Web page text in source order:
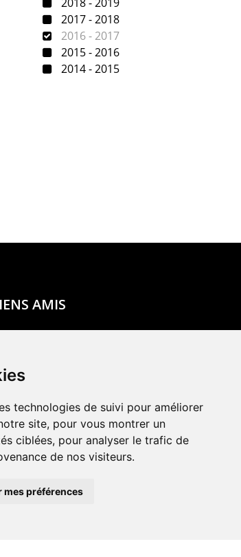
technologies de suivi pour améliorer
site, pour vous montrer un
ciblées, pour analyser le trafic de
de nos visiteurs.
mes préférences
2017 - 2018
2016 - 2017
2015 - 2016
2014 - 2015
AMIS